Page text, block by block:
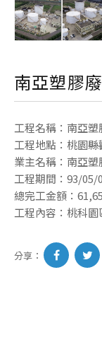
南亞塑膠
工程名稱：南亞
工程地點：桃園縣
業主名稱：南亞
工程期間：93/05/
總完工金額：
工程內容：桃科
分享：